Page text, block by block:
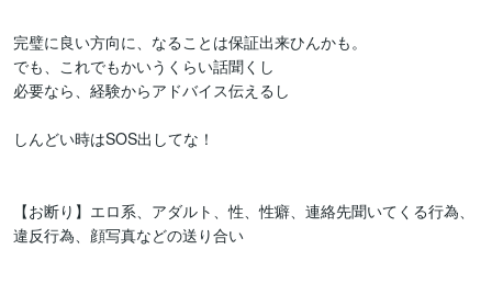
完璧に良い方向に、なることは保証出来ひんかも。
でも、これでもかいうくらい話聞くし
必要なら、経験からアドバイス伝えるし
しんどい時はSOS出してな！
【お断り】エロ系、アダルト、性、性癖、連絡先聞いてくる行為、
違反行為、顔写真などの送り合い